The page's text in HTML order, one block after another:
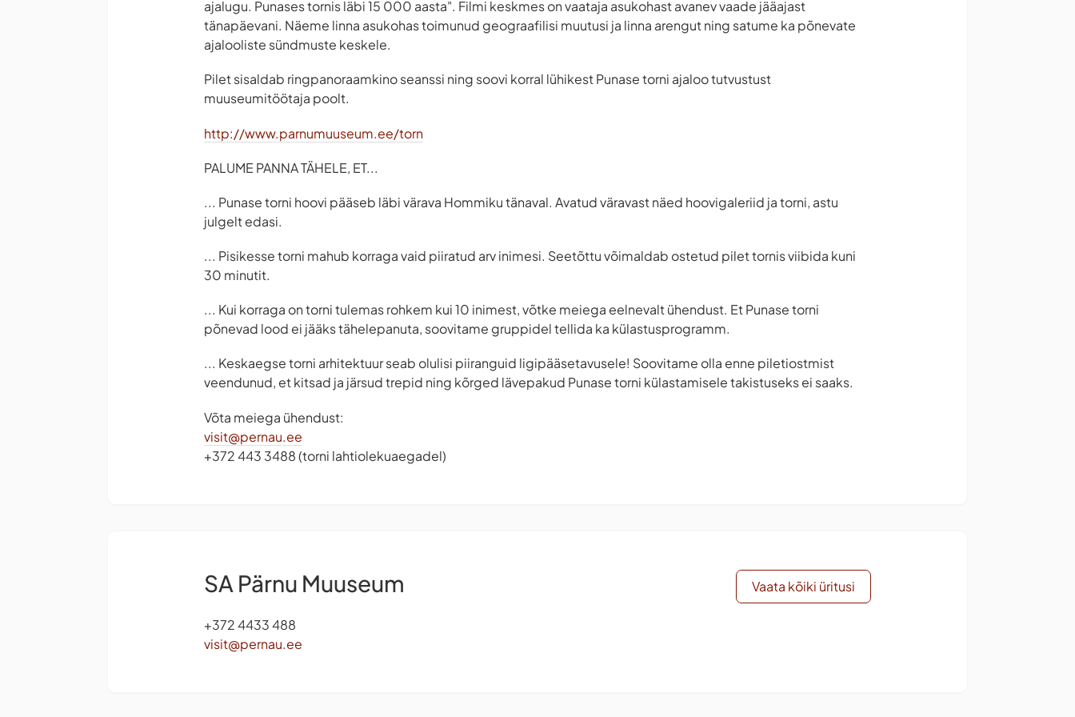
ajalugu. Punases tornis läbi 15 000 aasta". Filmi keskmes on vaataja asukohast avanev vaade jääajast
tänapäevani. Näeme linna asukohas toimunud geograafilisi muutusi ja linna arengut ning satume ka põnevate
ajalooliste sündmuste keskele.
Pilet sisaldab ringpanoraamkino seanssi ning soovi korral lühikest Punase torni ajaloo tutvustust
muuseumitöötaja poolt.
http://www.parnumuuseum.ee/torn
PALUME PANNA TÄHELE, ET...
... Punase torni hoovi pääseb läbi värava Hommiku tänaval. Avatud väravast näed hoovigaleriid ja torni, astu
julgelt edasi.
... Pisikesse torni mahub korraga vaid piiratud arv inimesi. Seetõttu võimaldab ostetud pilet tornis viibida kuni
30 minutit.
... Kui korraga on torni tulemas rohkem kui 10 inimest, võtke meiega eelnevalt ühendust. Et Punase torni
põnevad lood ei jääks tähelepanuta, soovitame gruppidel tellida ka külastusprogramm.
... Keskaegse torni arhitektuur seab olulisi piiranguid ligipääsetavusele! Soovitame olla enne piletiostmist
veendunud, et kitsad ja järsud trepid ning kõrged lävepakud Punase torni külastamisele takistuseks ei saaks.
Võta meiega ühendust:
visit@pernau.ee
+372 443 3488 (torni lahtiolekuaegadel)
SA Pärnu Muuseum
+372 4433 488
visit@pernau.ee
Vaata kõiki üritusi